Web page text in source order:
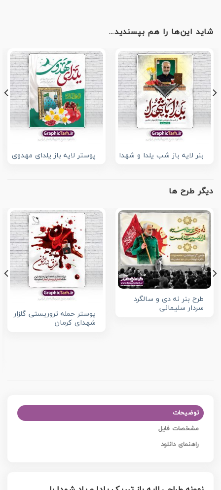
شاید این‌ها را هم بپسندید…
بنر لایه باز شب یلدا و شهدا پوستر لایه باز یلدای مهدوی
دیگر طرح ها
طرح بنر نه دی و سالگرد
سردار سلیمانی
پوستر حمله تروریستی گلزار
شهدای کرمان
توضیحات
مشخصات فایل
راهنمای دانلود